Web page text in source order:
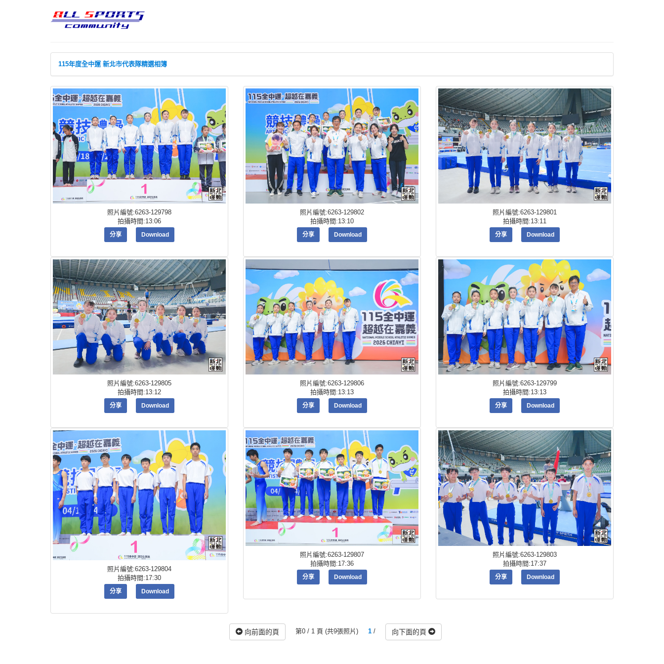
115年度全中運 新北市代表隊精選相簿
照片編號:6263-129798
拍攝時間:13:06
分享 Download
照片編號:6263-129802
拍攝時間:13:10
分享 Download
照片編號:6263-129801
拍攝時間:13:11
分享 Download
照片編號:6263-129805
拍攝時間:13:12
分享 Download
照片編號:6263-129806
拍攝時間:13:13
分享 Download
照片編號:6263-129799
拍攝時間:13:13
分享 Download
照片編號:6263-129804
拍攝時間:17:30
分享 Download
照片編號:6263-129807
拍攝時間:17:36
分享 Download
照片編號:6263-129803
拍攝時間:17:37
分享 Download
向前面的頁 第0 / 1 頁 (共9張照片) 1/ 向下面的頁